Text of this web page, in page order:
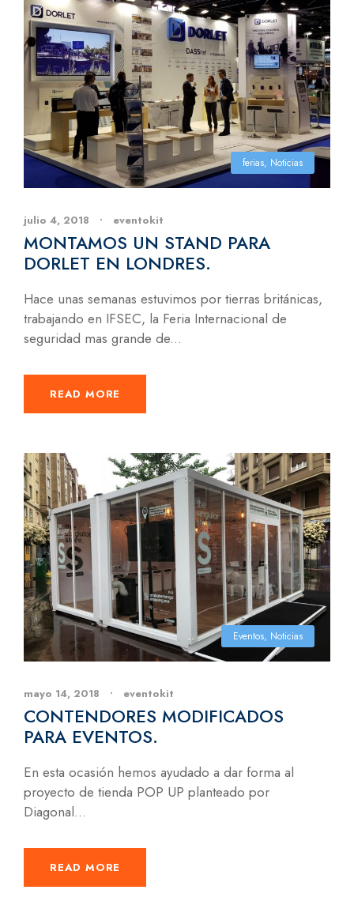
ferias, Noticias
julio 4, 2018 • eventokit
MONTAMOS UN STAND PARA
DORLET EN LONDRES.
Hace unas semanas estuvimos por tierras británicas,
trabajando en IFSEC, la Feria Internacional de
seguridad mas grande de...
READ MORE
Eventos, Noticias
mayo 14, 2018 • eventokit
CONTENDORES MODIFICADOS
PARA EVENTOS.
En esta ocasión hemos ayudado a dar forma al
proyecto de tienda POP UP planteado por
Diagonal...
READ MORE